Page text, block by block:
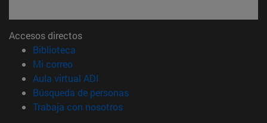
Accesos directos
Biblioteca
Mi correo(abre en nueva ventana)
Aula virtual ADI
Búsqueda de personas(abre en nueva ventana)
Trabaja con nosotros(abre en nueva ventana)